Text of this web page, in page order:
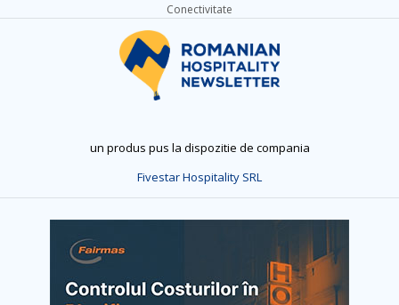
Conectivitate
un produs pus la dispozitie de compania
Fivestar Hospitality SRL